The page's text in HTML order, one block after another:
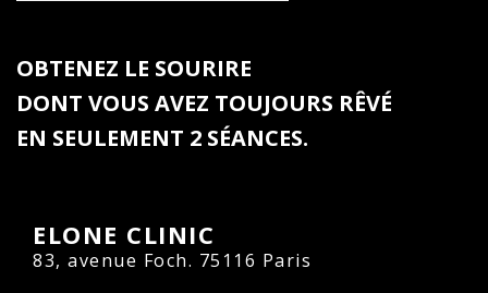
OBTENEZ LE SOURIRE
DONT VOUS AVEZ TOUJOURS RÊVÉ
EN SEULEMENT 2 SÉANCES.
ELONE CLINIC
83, avenue Foch. 75116 Paris